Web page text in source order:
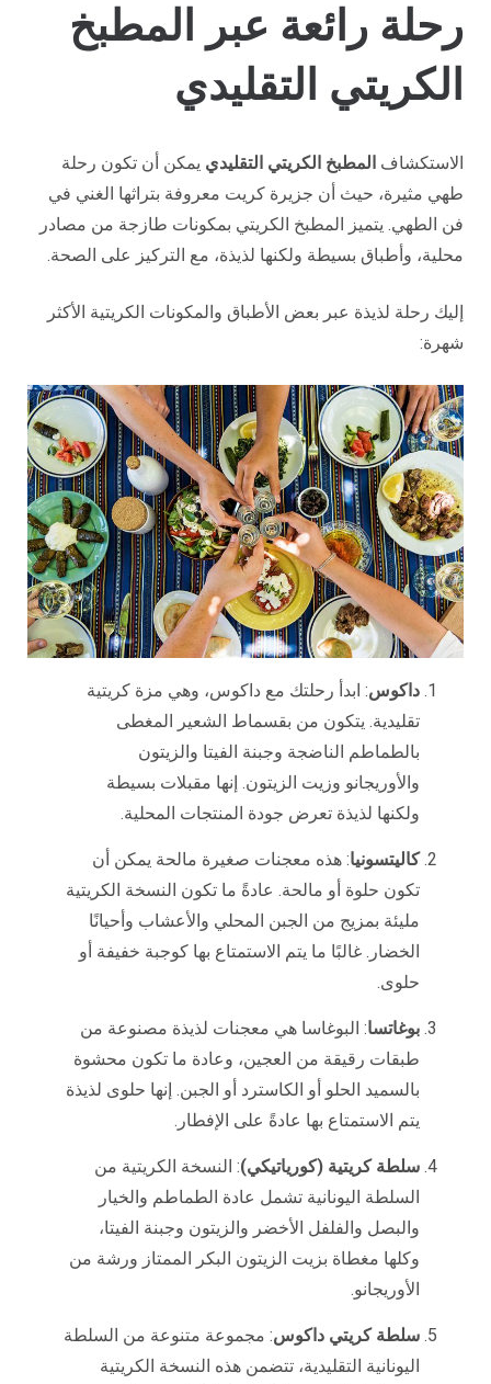
رحلة رائعة عبر المطبخ
الكريتي التقليدي
الاستكشاف المطبخ الكريتي التقليدي يمكن أن تكون رحلة
طهي مثيرة، حيث أن جزيرة كريت معروفة بتراثها الغني في
فن الطهي. يتميز المطبخ الكريتي بمكونات طازجة من مصادر
محلية، وأطباق بسيطة ولكنها لذيذة، مع التركيز على الصحة.
إليك رحلة لذيذة عبر بعض الأطباق والمكونات الكريتية الأكثر
شهرة:
داكوس: ابدأ رحلتك مع داكوس، وهي مزة كريتية
تقليدية. يتكون من بقسماط الشعير المغطى
بالطماطم الناضجة وجبنة الفيتا والزيتون
والأوريجانو وزيت الزيتون. إنها مقبلات بسيطة
ولكنها لذيذة تعرض جودة المنتجات المحلية.
كاليتسونيا: هذه معجنات صغيرة مالحة يمكن أن
تكون حلوة أو مالحة. عادةً ما تكون النسخة الكريتية
مليئة بمزيج من الجبن المحلي والأعشاب وأحيانًا
الخضار. غالبًا ما يتم الاستمتاع بها كوجبة خفيفة أو
حلوى.
بوغاتسا: البوغاسا هي معجنات لذيذة مصنوعة من
طبقات رقيقة من العجين، وعادة ما تكون محشوة
بالسميد الحلو أو الكاسترد أو الجبن. إنها حلوى لذيذة
يتم الاستمتاع بها عادةً على الإفطار.
سلطة كريتية (كورياتيكي): النسخة الكريتية من
السلطة اليونانية تشمل عادة الطماطم والخيار
والبصل والفلفل الأخضر والزيتون وجبنة الفيتا،
وكلها مغطاة بزيت الزيتون البكر الممتاز ورشة من
الأوريجانو.
سلطة كريتي داكوس: مجموعة متنوعة من السلطة
اليونانية التقليدية، تتضمن هذه النسخة الكريتية